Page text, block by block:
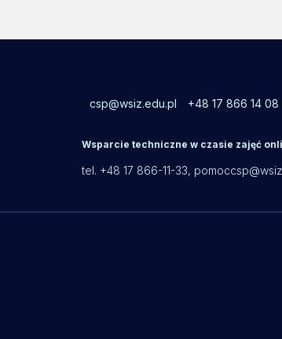
csp@wsiz.edu.pl +48 17 866 14 08
Wsparcie techniczne w czasie zajęć
tel. +48 17 866-11-33,